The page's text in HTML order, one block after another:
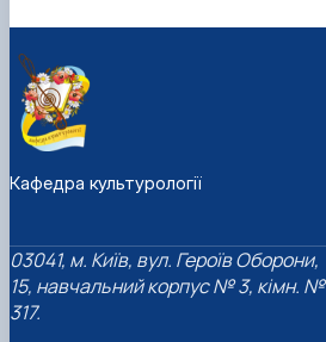
Кафедра культурології
03041, м. Київ, вул. Героїв Оборони,
15, навчальний корпус № 3, кімн. №
317.